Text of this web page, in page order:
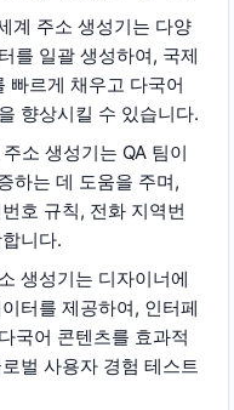
계 주소 생성기는 다양
를 일괄 생성하여, 국제
빠르게 채우고 다국어
향상시킬 수 있습니다.
소 생성기는 QA 팀이
하는 데 도움을 주며,
호 규칙, 전화 지역번
니다.
생성기는 디자이너에
터를 제공하여, 인터페
국어 콘텐츠를 효과적
벌 사용자 경험 테스트